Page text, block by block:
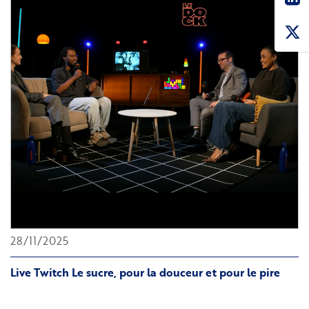
Live Twitch Le sucre, pour la douceur et pour le pire
28/11/2025